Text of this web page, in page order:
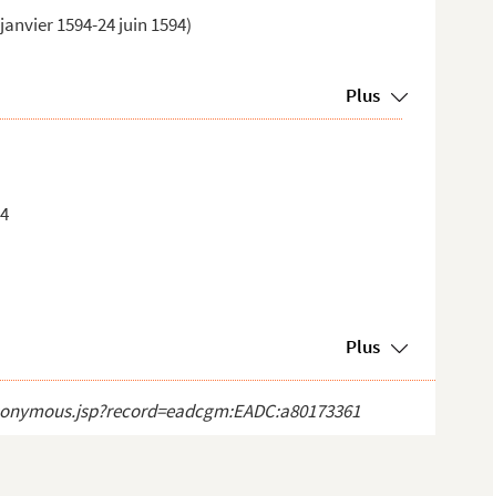
janvier 1594-24 juin 1594)
Plus
Plus